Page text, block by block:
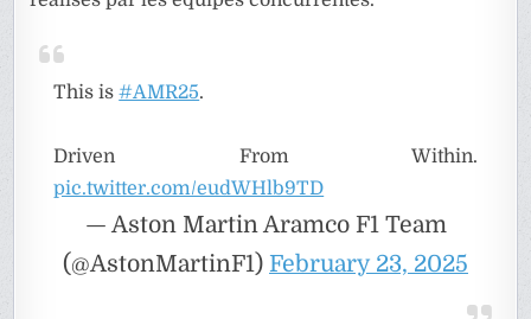
This is#AMR25.
Driven From Within.
pic.twitter.com/eudWHlb9TD
— Aston Martin Aramco F1 Team
(@AstonMartinF1) February 23, 2025